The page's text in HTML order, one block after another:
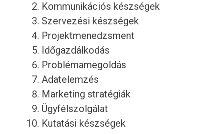
Kommunikációs készségek
Szervezési készségek
Projektmenedzsment
Időgazdálkodás
Problémamegoldás
Adatelemzés
Marketing stratégiák
Ügyfélszolgálat
Kutatási készségek